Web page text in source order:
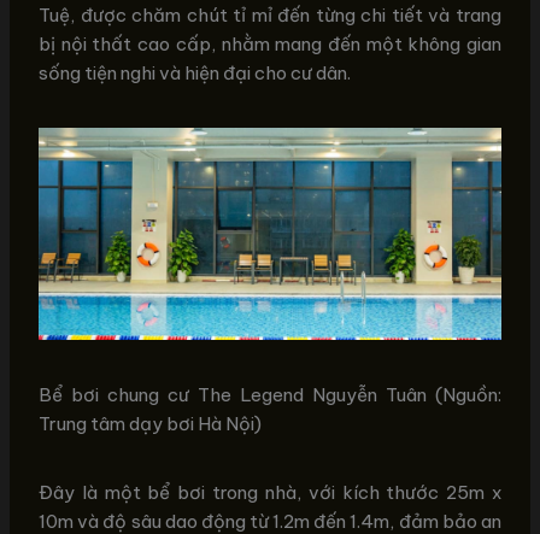
Tuệ, được chăm chút tỉ mỉ đến từng chi tiết và trang
bị nội thất cao cấp, nhằm mang đến một không gian
sống tiện nghi và hiện đại cho cư dân.
Bể bơi chung cư The Legend Nguyễn Tuân (Nguồn:
Trung tâm dạy bơi Hà Nội)
Đây là một bể bơi trong nhà, với kích thước 25m x
10m và độ sâu dao động từ 1.2m đến 1.4m, đảm bảo an